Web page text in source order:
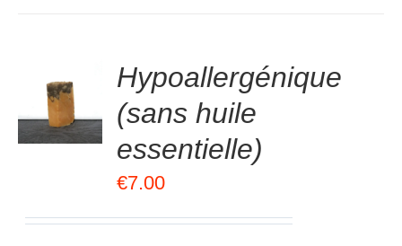
Hypoallergénique
(sans huile
essentielle)
€7.00